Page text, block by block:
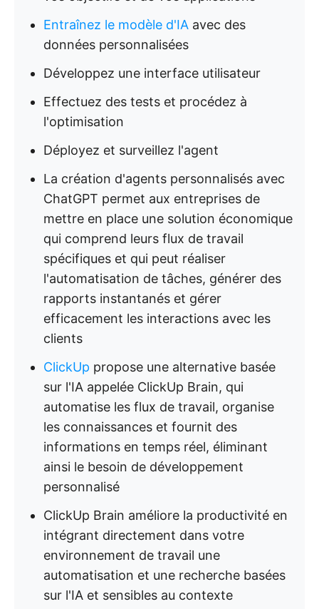
Entraînez le modèle d'IA avec des
données personnalisées
Développez une interface utilisateur
Effectuez des tests et procédez à
l'optimisation
Déployez et surveillez l'agent
La création d'agents personnalisés avec
ChatGPT permet aux entreprises de
mettre en place une solution économique
qui comprend leurs flux de travail
spécifiques et qui peut réaliser
l'automatisation de tâches, générer des
rapports instantanés et gérer
efficacement les interactions avec les
clients
ClickUp propose une alternative basée
sur l'IA appelée ClickUp Brain, qui
automatise les flux de travail, organise
les connaissances et fournit des
informations en temps réel, éliminant
ainsi le besoin de développement
personnalisé
ClickUp Brain améliore la productivité en
intégrant directement dans votre
environnement de travail une
automatisation et une recherche basées
sur l'IA et sensibles au contexte